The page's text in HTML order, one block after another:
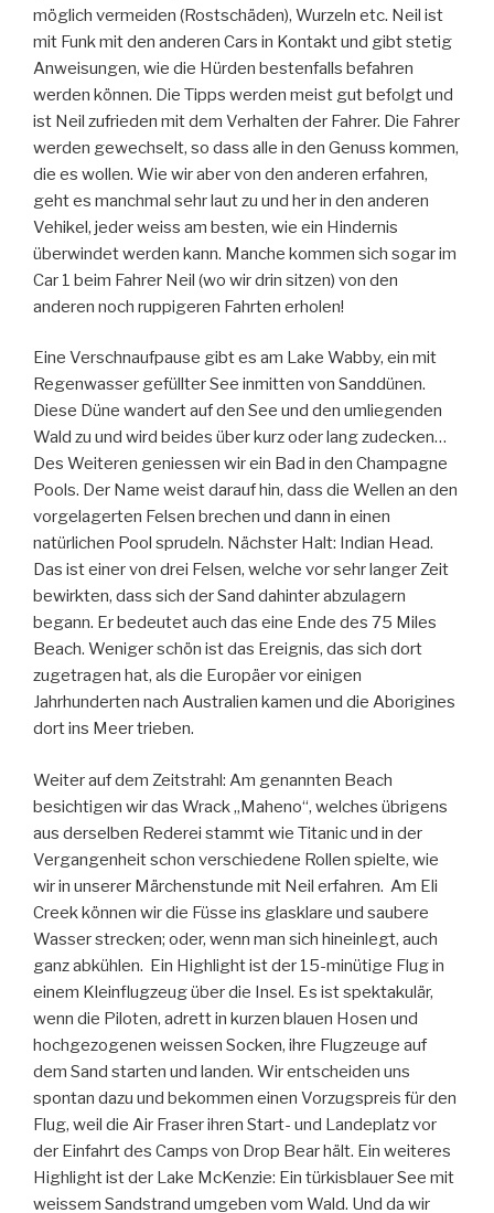
möglich vermeiden (Rostschäden), Wurzeln etc. Neil ist
mit Funk mit den anderen Cars in Kontakt und gibt stetig
Anweisungen, wie die Hürden bestenfalls befahren
werden können. Die Tipps werden meist gut befolgt und
ist Neil zufrieden mit dem Verhalten der Fahrer. Die Fahrer
werden gewechselt, so dass alle in den Genuss kommen,
die es wollen. Wie wir aber von den anderen erfahren,
geht es manchmal sehr laut zu und her in den anderen
Vehikel, jeder weiss am besten, wie ein Hindernis
überwindet werden kann. Manche kommen sich sogar im
Car 1 beim Fahrer Neil (wo wir drin sitzen) von den
anderen noch ruppigeren Fahrten erholen!
Eine Verschnaufpause gibt es am Lake Wabby, ein mit
Regenwasser gefüllter See inmitten von Sanddünen.
Diese Düne wandert auf den See und den umliegenden
Wald zu und wird beides über kurz oder lang zudecken…
Des Weiteren geniessen wir ein Bad in den Champagne
Pools. Der Name weist darauf hin, dass die Wellen an den
vorgelagerten Felsen brechen und dann in einen
natürlichen Pool sprudeln. Nächster Halt: Indian Head.
Das ist einer von drei Felsen, welche vor sehr langer Zeit
bewirkten, dass sich der Sand dahinter abzulagern
begann. Er bedeutet auch das eine Ende des 75 Miles
Beach. Weniger schön ist das Ereignis, das sich dort
zugetragen hat, als die Europäer vor einigen
Jahrhunderten nach Australien kamen und die Aborigines
dort ins Meer trieben.
Weiter auf dem Zeitstrahl: Am genannten Beach
besichtigen wir das Wrack „Maheno“, welches übrigens
aus derselben Rederei stammt wie Titanic und in der
Vergangenheit schon verschiedene Rollen spielte, wie
wir in unserer Märchenstunde mit Neil erfahren. Am Eli
Creek können wir die Füsse ins glasklare und saubere
Wasser strecken; oder, wenn man sich hineinlegt, auch
ganz abkühlen. Ein Highlight ist der 15-minütige Flug in
einem Kleinflugzeug über die Insel. Es ist spektakulär,
wenn die Piloten, adrett in kurzen blauen Hosen und
hochgezogenen weissen Socken, ihre Flugzeuge auf
dem Sand starten und landen. Wir entscheiden uns
spontan dazu und bekommen einen Vorzugspreis für den
Flug, weil die Air Fraser ihren Start- und Landeplatz vor
der Einfahrt des Camps von Drop Bear hält. Ein weiteres
Highlight ist der Lake McKenzie: Ein türkisblauer See mit
weissem Sandstrand umgeben vom Wald. Und da wir